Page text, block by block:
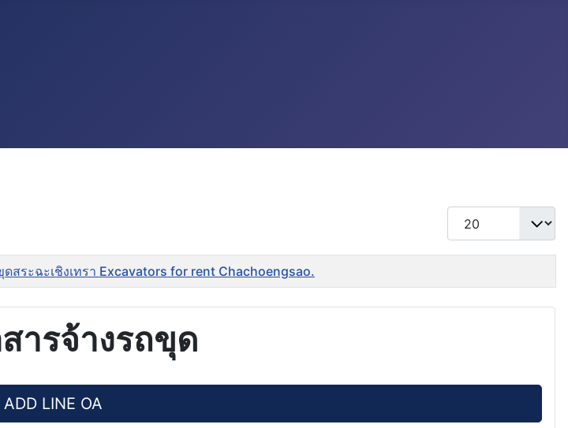
แสดง #
ดสระฉะเชิงเทรา Excavators for rent Chachoengsao.
ารจ้างรถขุด
ADD LINE OA